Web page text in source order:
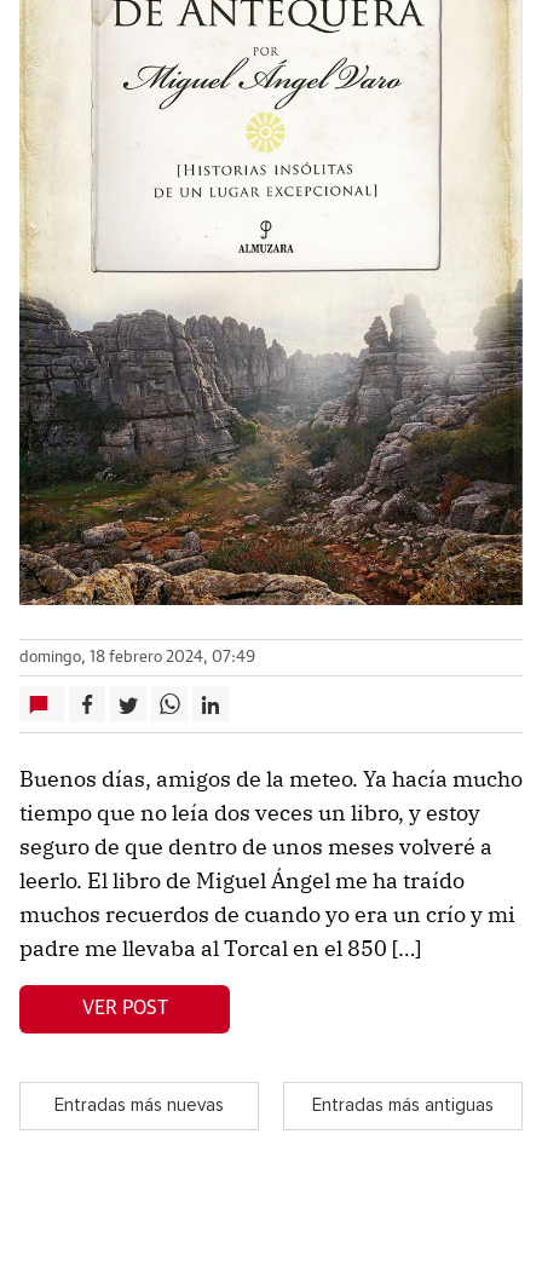
domingo, 18 febrero 2024, 07:49
Buenos días, amigos de la meteo. Ya hacía mucho
tiempo que no leía dos veces un libro, y estoy
seguro de que dentro de unos meses volveré a
leerlo. El libro de Miguel Ángel me ha traído
muchos recuerdos de cuando yo era un crío y mi
padre me llevaba al Torcal en el 850 […]
VER POST
Entradas más nuevas Entradas más antiguas